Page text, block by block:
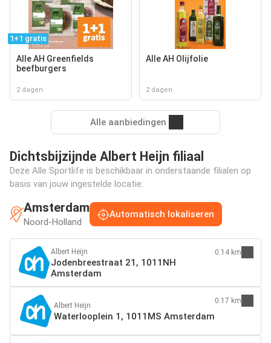
1+1 gratis
Alle AH Greenfields
beefburgers
2 dagen
Alle AH Olijfolie
2 dagen
Alle aanbiedingen
Dichtsbijzijnde Albert Heijn filiaal
Deze Alle Sportlife is beschikbaar in onderstaande filialen op
basis van jouw ingestelde locatie:
Amsterdam
Noord-Holland
Automatisch lokaliseren
Albert Heijn
Jodenbreestraat 21, 1011NH
Amsterdam
0.14 km
Albert Heijn
Waterlooplein 1, 1011MS Amsterdam
0.17 km